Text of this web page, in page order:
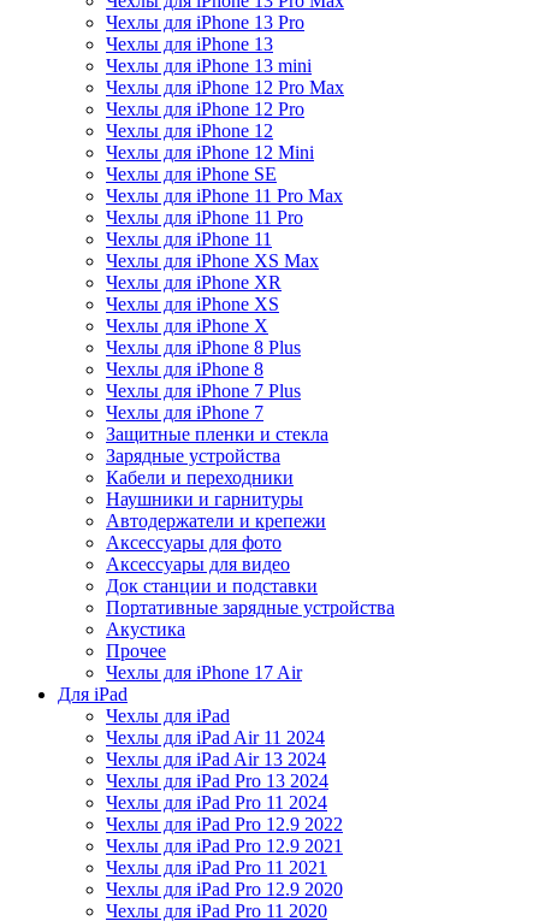
Чехлы для iPhone 13 Pro
Чехлы для iPhone 13
Чехлы для iPhone 13 mini
Чехлы для iPhone 12 Pro Max
Чехлы для iPhone 12 Pro
Чехлы для iPhone 12
Чехлы для iPhone 12 Mini
Чехлы для iPhone SE
Чехлы для iPhone 11 Pro Max
Чехлы для iPhone 11 Pro
Чехлы для iPhone 11
Чехлы для iPhone XS Max
Чехлы для iPhone XR
Чехлы для iPhone XS
Чехлы для iPhone X
Чехлы для iPhone 8 Plus
Чехлы для iPhone 8
Чехлы для iPhone 7 Plus
Чехлы для iPhone 7
Защитные пленки и стекла
Зарядные устройства
Кабели и переходники
Наушники и гарнитуры
Автодержатели и крепежи
Аксессуары для фото
Аксессуары для видео
Док станции и подставки
Портативные зарядные устройства
Акустика
Прочее
Чехлы для iPhone 17 Air
Для iPad
Чехлы для iPad
Чехлы для iPad Air 11 2024
Чехлы для iPad Air 13 2024
Чехлы для iPad Pro 13 2024
Чехлы для iPad Pro 11 2024
Чехлы для iPad Pro 12.9 2022
Чехлы для iPad Pro 12.9 2021
Чехлы для iPad Pro 11 2021
Чехлы для iPad Pro 12.9 2020
Чехлы для iPad Pro 11 2020